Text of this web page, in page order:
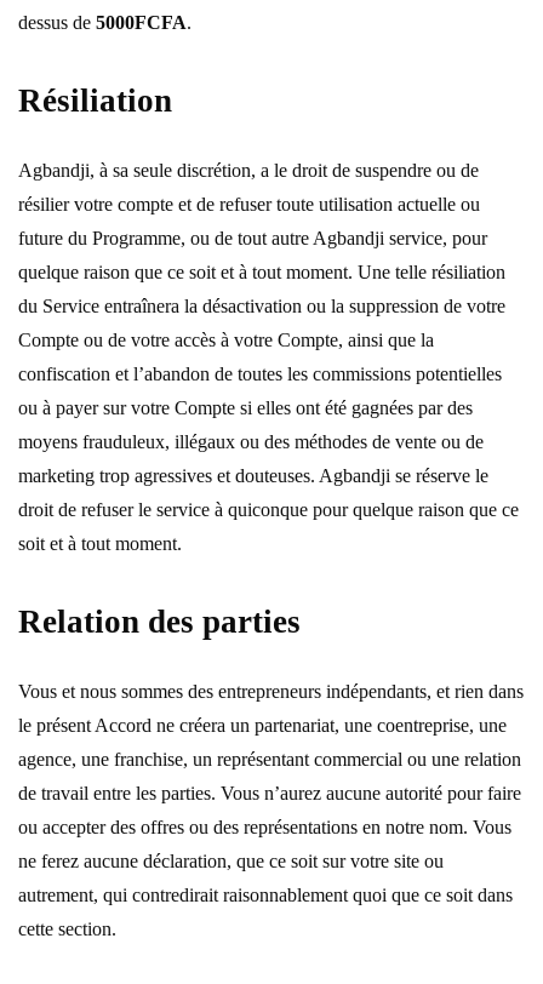
dessus de 5000FCFA.
Résiliation
Agbandji, à sa seule discrétion, a le droit de suspendre ou de
résilier votre compte et de refuser toute utilisation actuelle ou
future du Programme, ou de tout autre Agbandji service, pour
quelque raison que ce soit et à tout moment. Une telle résiliation
du Service entraînera la désactivation ou la suppression de votre
Compte ou de votre accès à votre Compte, ainsi que la
confiscation et l’abandon de toutes les commissions potentielles
ou à payer sur votre Compte si elles ont été gagnées par des
moyens frauduleux, illégaux ou des méthodes de vente ou de
marketing trop agressives et douteuses. Agbandji se réserve le
droit de refuser le service à quiconque pour quelque raison que ce
soit et à tout moment.
Relation des parties
Vous et nous sommes des entrepreneurs indépendants, et rien dans
le présent Accord ne créera un partenariat, une coentreprise, une
agence, une franchise, un représentant commercial ou une relation
de travail entre les parties. Vous n’aurez aucune autorité pour faire
ou accepter des offres ou des représentations en notre nom. Vous
ne ferez aucune déclaration, que ce soit sur votre site ou
autrement, qui contredirait raisonnablement quoi que ce soit dans
cette section.